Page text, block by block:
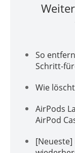
So
Schritt-
Wie
AirPods
AirPod
[Neueste]